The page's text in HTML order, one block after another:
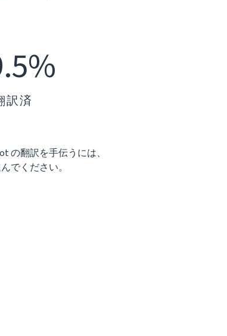
訳済
の翻訳を手伝うには、
でください。